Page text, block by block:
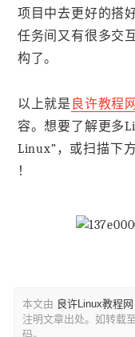
项目中去更好的搭
任务间又有很多交
构了。
以上就是 良许教程网
容。想要了解更多
Linux”，或扫描下
！
本文由 良许Linux教程网
注明文章出处。如转载
码。